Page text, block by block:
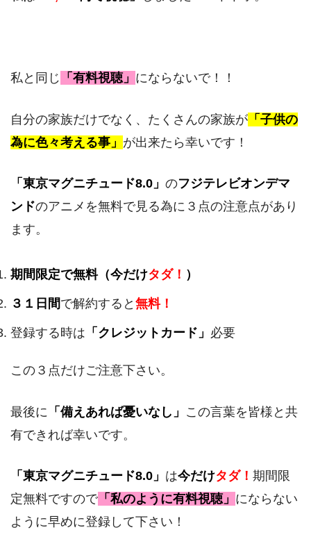
私と同じ 「有料視聴」 にならないで！！
自分の家族だけでなく、たくさんの家族が 「子供の
為に色々考える事」 が出来たら幸いです！
「東京マグニチュード8.0」 のフジテレビオンデマ
ンドのアニメを無料で見る為に３点の注意点があり
ます。
期間限定で無料（今だけタダ！ ）
３１日間で解約すると 無料！
登録する時は 「クレジットカード」 必要
この３点だけご注意下さい。
最後に 「備えあれば憂いなし」 この言葉を皆様と共
有できれば幸いです。
「東京マグニチュード8.0」 は今だけタダ！ 期間限
定無料ですので 「私のように有料視聴」 にならない
ように早めに登録して下さい！